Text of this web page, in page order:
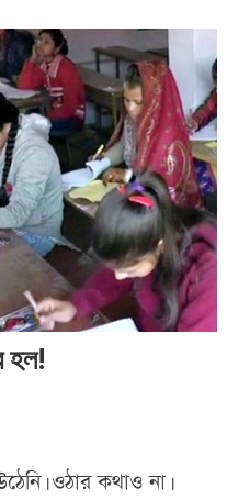
হল!
ওঠার কথাও না।